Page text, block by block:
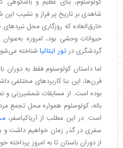
・ کولوسئوم: صحنه‌ای برای
وحشی و نمایش‌های حماسی
・ مبارزات گلادیاتورها
・ وناسیون: نبردی میان
・سیلوا: بازسازی طبیعت در
・ معماری و طراحی کولوسئوم
・مصالح مستحکم
・ساختار بیضی‌شکل
・تقسیم‌بندی طبقات
・ سیستم راهروها و
・ سیستم زهکشی پیشرفته
شاهدی بر تاریخ پر فراز و نشیب این
خارق‌العاده که روزگاری محل
حیوانات وحشی بود، امروزه
گردشگری درتور ایتالیا شناخته
اما داستان کولوسئوم فقط به
قرن‌ها، این بنا کاربردهای مختلفی
بوده است. از مسابقات شمشیرزنی و
باله، کولوسئوم همواره محل تجمع
است. در این مطلب از آریاکیاسفر،
سفری در گذر زمان خواهیم داشت و
از دوران باستان تا به امروز پرداخته